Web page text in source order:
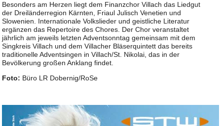
Besonders am Herzen liegt dem Finanzchor Villach das Liedgut
der Dreiländerregion Kärnten, Friaul Julisch Venetien und
Slowenien. Internationale Volkslieder und geistliche Literatur
ergänzen das Repertoire des Chores. Der Chor veranstaltet
jährlich am jeweils letzten Adventsonntag gemeinsam mit dem
Singkreis Villach und dem Villacher Bläserquintett das bereits
traditionelle Adventsingen in Villach/St. Nikolai, das in der
Bevölkerung großen Anklang findet.
Foto: Büro LR Dobernig/RoSe